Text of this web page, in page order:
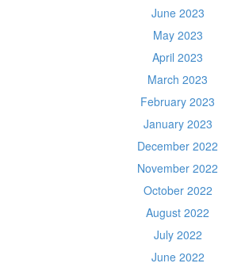
June 2023
May 2023
April 2023
March 2023
February 2023
January 2023
December 2022
November 2022
October 2022
August 2022
July 2022
June 2022